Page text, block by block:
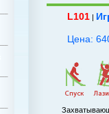
L101 |
Цена: